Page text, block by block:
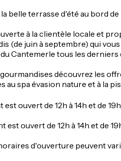
la belle terrasse d'été au bord
à la clientèle locale et
(de juin à septembre) qui
Cantemerle tous les
découvrez les
au spa évasion nature et à la
est ouvert de 12h à 14h et de
est ouvert de 12h à 14h et de
d'ouverture peuvent